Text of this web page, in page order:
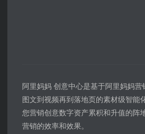
阿里妈妈 创意中心是基于阿里妈妈营
图文到视频再到落地页的素材级智能
您营销创意数字资产累积和升值的阵
营销的效率和效果。